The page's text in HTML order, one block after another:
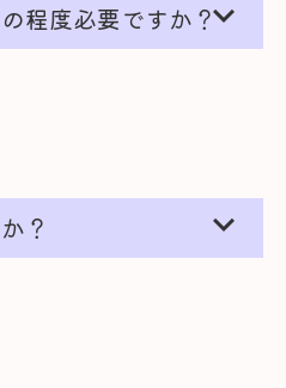
程度必要ですか？expand_more
？ expand_more